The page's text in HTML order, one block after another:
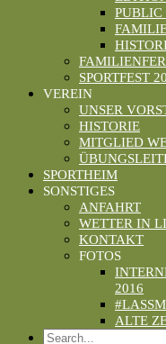
PUBLIC
SPORTFEST
VEREIN
UNSER
HISTORIE
MITGLIED
SPORTHEIM
SONSTIGES
ANFAHRT
WETTER IN
KONTAKT
FOTOS
2016
ALTE
Search